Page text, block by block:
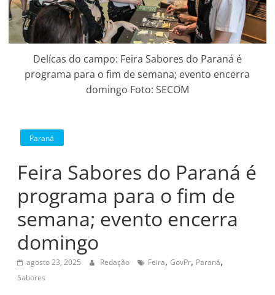
Delícas do campo: Feira Sabores do Paraná é
programa para o fim de semana; evento encerra
domingo Foto: SECOM
Paraná
Feira Sabores do Paraná é
programa para o fim de
semana; evento encerra
domingo
agosto 23, 2025 Redação Feira,GovPr, Paraná,
Sabores